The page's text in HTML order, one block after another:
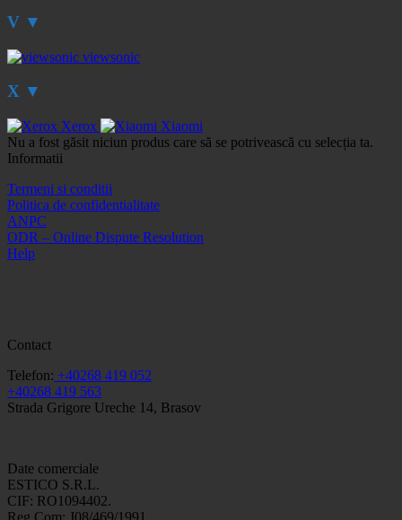
V ▼
viewsonic
X ▼
Xerox
Xiaomi
Nu a fost găsit niciun produs care să se potrivească cu selecția ta.
Informatii
Termeni si conditii
Politica de confidentialitate
ANPC
ODR – Online Dispute Resolution
Help
Contact
Telefon: +40268 419 052
+40268 419 563
Strada Grigore Ureche 14, Brasov
Date comerciale
ESTICO S.R.L.
CIF: RO1094402.